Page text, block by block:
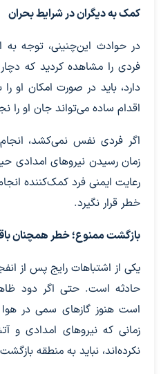
کمک به دیگران در شرایط بحران
در حوادث این‌چنینی، توجه به
فردی را مشاهده کردید که
دارد، باید در صورت امکان او
اقدام ساده می‌تواند جان او را
زمان رسیدن نیرو‌های امدادی
رعایت ایمنی فرد کمک‌کننده
خطر قرار نگیرد.
بازگشت ممنوع؛ خطر همچنان
یکی از اشتباهات رایج پس از
حادثه است. حتی اگر دود
است هنوز گاز‌های سمی در هوا
زمانی که نیرو‌های امدادی و
نکرده‌اند، نباید به منطقه